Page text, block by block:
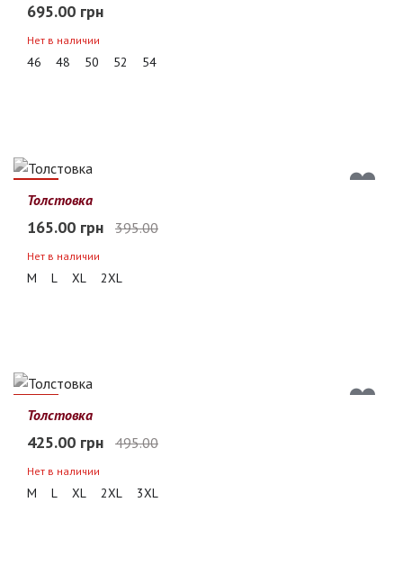
695.00 грн
Нет в наличии
46 48 50 52 54
58%
Толстовка
165.00 грн 395.00
Нет в наличии
M L XL 2XL
14%
Толстовка
425.00 грн 495.00
Нет в наличии
M L XL 2XL 3XL